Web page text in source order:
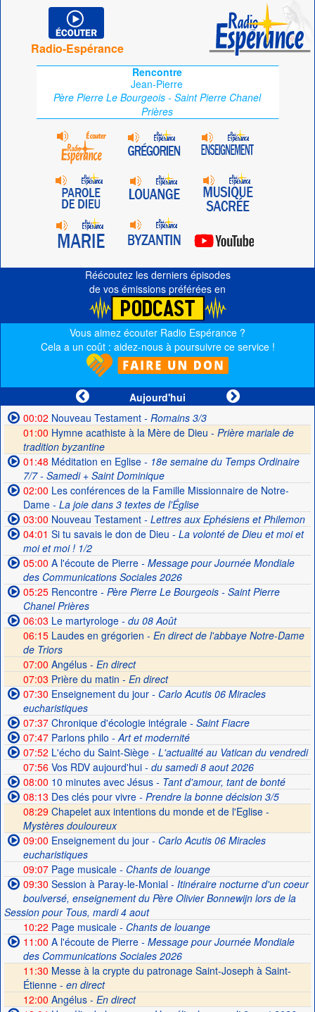
Radio-Espérance
Rencontre
Jean-Pierre
Père Pierre Le Bourgeois - Saint Pierre Chanel
Prières
Réécoutez les derniers épisodes
de vos émissions préférées en
Vous aimez écouter Radio Espérance ?
Cela a un coût : aidez-nous à poursuivre ce service !
Aujourd'hui
00:02 Nouveau Testament- Romains 3/3
01:00 Hymne acathiste à la Mère de Dieu - Prière mariale de
tradition byzantine
01:48 Méditation en Eglise- 18e semaine du Temps Ordinaire
7/7 - Samedi + Saint Dominique
02:00 Les conférences de la Famille Missionnaire de Notre-
Dame- La joie dans 3 textes de l'Église
03:00 Nouveau Testament- Lettres aux Ephésiens et Philemon
04:01 Si tu savais le don de Dieu - La volonté de Dieu et moi et
moi et moi ! 1/2
05:00 A l'écoute de Pierre- Message pour Journée Mondiale
des Communications Sociales 2026
05:25Rencontre- Père Pierre Le Bourgeois - Saint Pierre
Chanel Prières
06:03 Le martyrologe- du 08 Août
06:15Laudes en grégorien - En direct de l'abbaye Notre-Dame
de Triors
07:00 Angélus - En direct
07:03 Prière du matin - En direct
07:30 Enseignement du jour- Carlo Acutis 06 Miracles
eucharistiques
07:37Chronique d'écologie intégrale- Saint Fiacre
07:47Parlons philo - Art et modernité
07:52 L'écho du Saint-Siège- L'actualité au Vatican du vendredi
07:56Vos RDV aujourd'hui- du samedi 8 aout 2026
08:00 10 minutes avec Jésus- Tant d'amour, tant de bonté
08:13 Des clés pour vivre- Prendre la bonne décision 3/5
08:29 Chapelet aux intentions du monde et de l'Eglise -
Mystères douloureux
09:00 Enseignement du jour- Carlo Acutis 06 Miracles
eucharistiques
09:07Page musicale- Chants de louange
09:30 Session à Paray-le-Monial- Itinéraire nocturne d'un coeur
boulversé, enseignement du Père Olivier Bonnewijn lors de la
Session pour Tous, mardi 4 aout
10:22 Page musicale- Chants de louange
11:00 A l'écoute de Pierre- Message pour Journée Mondiale
des Communications Sociales 2026
11:30 Messe à la crypte du patronage Saint-Joseph à Saint-
Étienne - en direct
12:00 Angélus - En direct